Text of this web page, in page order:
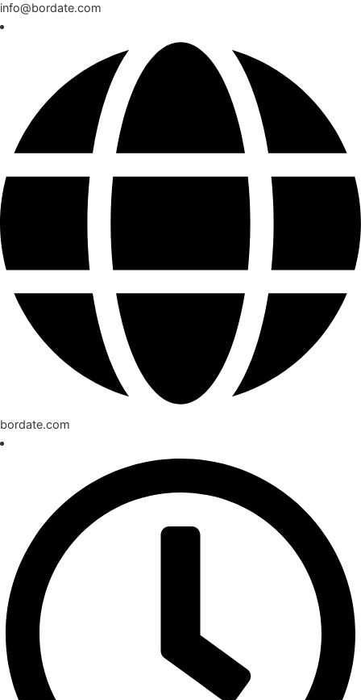
info@bordate.com
bordate.com